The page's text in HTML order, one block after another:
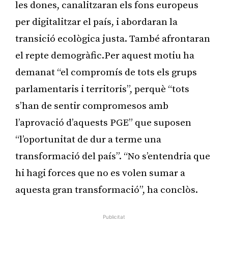
les dones, canalitzaran els fons europeus
per digitalitzar el país, i abordaran la
transició ecològica justa. També afrontaran
el repte demogràfic.Per aquest motiu ha
demanat “el compromís de tots els grups
parlamentaris i territoris”, perquè “tots
s’han de sentir compromesos amb
l’aprovació d’aquests PGE” que suposen
“l’oportunitat de dur a terme una
transformació del país”. “No s’entendria que
hi hagi forces que no es volen sumar a
aquesta gran transformació”, ha conclòs.
Publicitat